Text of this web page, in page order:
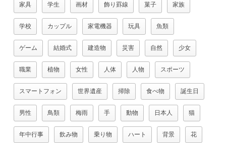
家具 学生 画材 飾り罫線 菓子 家族
学校 カップル 家電機器 玩具 魚類
ゲーム 結婚式 建造物 災害 自然 少女
職業 植物 女性 人体 人物 スポーツ
スマートフォン 世界遺産 掃除 食べ物 誕生日
男性 鳥類 梅雨 手 動物 日本人 猫
年中行事 飲み物 乗り物 ハート 背景 花